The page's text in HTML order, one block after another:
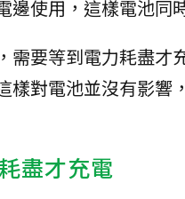
邊使用，這樣電池同
需要等到電力耗盡才
樣對電池並沒有影響
盡才充電